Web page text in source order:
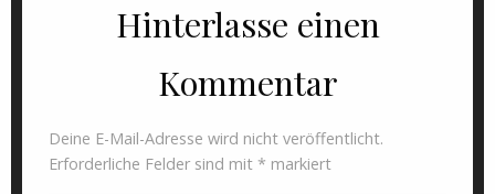
Hinterlasse einen
Kommentar
Deine E-Mail-Adresse wird nicht veröffentlicht.
Erforderliche Felder sind mit * markiert